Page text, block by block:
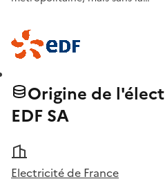
Origine de
EDF SA
Electricité de France